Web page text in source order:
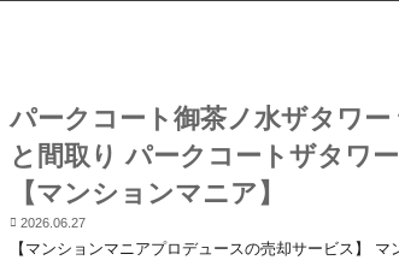
パークコート御茶ノ水ザタワー
と間取り パークコートザタワ
【マンションマニア】
2026.06.27
【マンションマニアプロデュースの売却サービス】 マ